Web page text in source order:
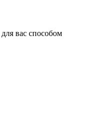
вас способом